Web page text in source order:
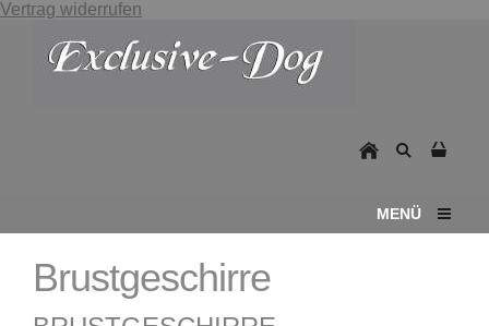
Vertrag widerrufen
MENÜ
Brustgeschirre